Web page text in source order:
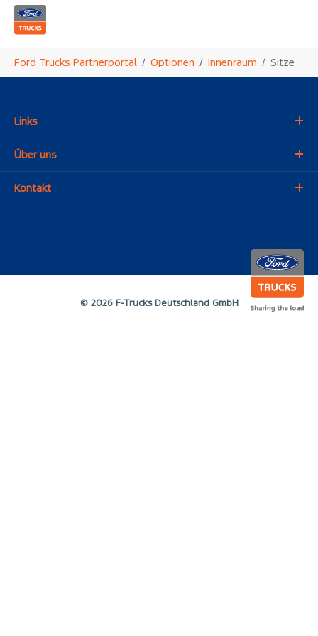
Ford Trucks Partnerportal Optionen Innenraum Sitze
Links
Über uns
Kontakt
© 2026 F-Trucks Deutschland GmbH